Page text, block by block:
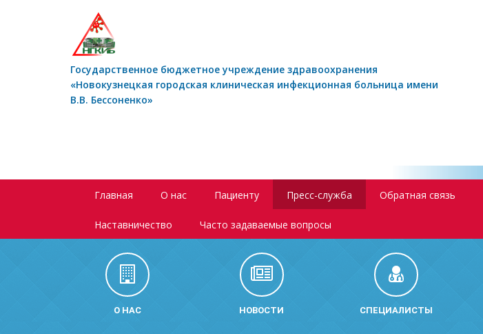
Государственное бюджетное учреждение здравоохранения
«Новокузнецкая городская клиническая инфекционная больница имени
В.В. Бессоненко»
Главная О нас Пациенту Пресс-служба Обратная связь
Наставничество Часто задаваемые вопросы
О НАС НОВОСТИ СПЕЦИАЛИСТЫ